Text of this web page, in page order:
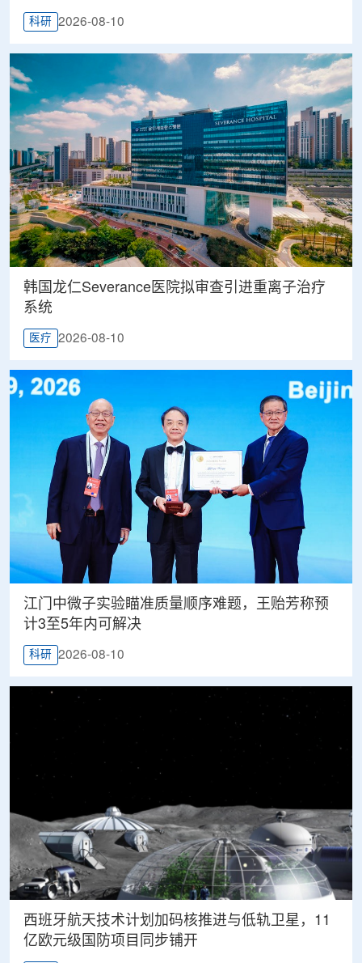
科研 2026-08-10
韩国龙仁Severance医院拟审查引进重离子治疗
系统
医疗 2026-08-10
江门中微子实验瞄准质量顺序难题，王贻芳称预
计3至5年内可解决
科研 2026-08-10
西班牙航天技术计划加码核推进与低轨卫星，11
亿欧元级国防项目同步铺开